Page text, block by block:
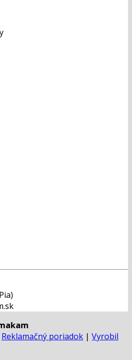
Reklamačný poriadok | Vyrobil